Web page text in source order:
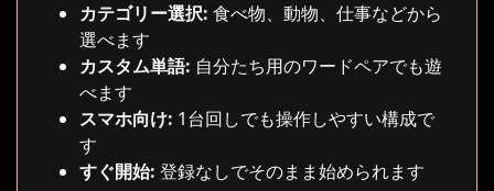
カテゴリー選択: 食べ物、動物、仕事などから
選べます
カスタム単語: 自分たち用のワードペアでも遊
べます
スマホ向け: 1台回しでも操作しやすい構成で
す
すぐ開始: 登録なしでそのまま始められます